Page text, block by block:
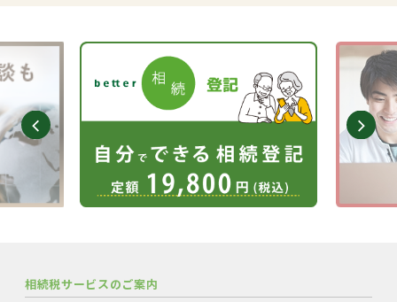
相続税サービスのご案内